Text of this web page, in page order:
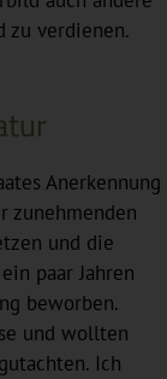
zu verdienen.
Anerkennung
zunehmenden
und die
paar Jahren
beworben.
und wollten
Ich